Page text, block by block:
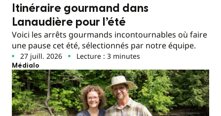
Itinéraire gourmand dans
Lanaudière pour l’été
Voici les arrêts gourmands incontournables où faire
une pause cet été, sélectionnés par notre équipe.
27 juill. 2026 Lecture : 3 minutes
Médialo